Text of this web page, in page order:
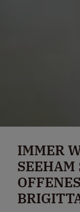
IMMER